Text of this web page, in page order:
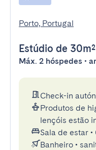
Porto, Portugal
Estúdio de 30m²
Máx. 2 hóspedes •
Check-in
Produtos de
lençóis estão
Sala de estar •
Banheiro •